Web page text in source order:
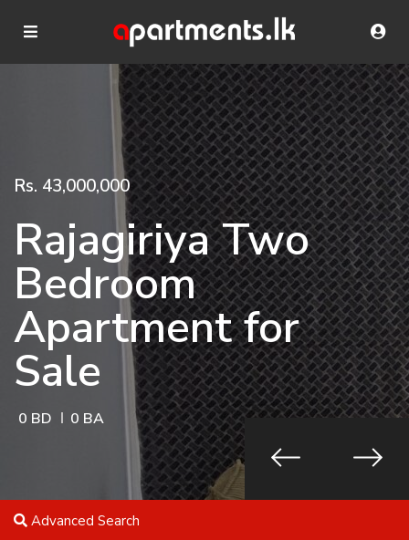
Rs. 43,000,000
Rajagiriya Two
Bedroom
Apartment for
Sale
0 BD 0 BA
Advanced Search